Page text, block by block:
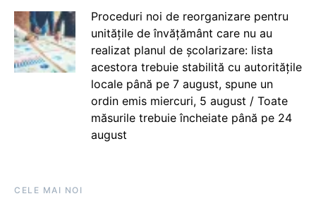
Proceduri noi de reorganizare pentru
unitățile de învățământ care nu au
realizat planul de școlarizare: lista
acestora trebuie stabilită cu autoritățile
locale până pe 7 august, spune un
ordin emis miercuri, 5 august / Toate
măsurile trebuie încheiate până pe 24
august
CELE MAI NOI